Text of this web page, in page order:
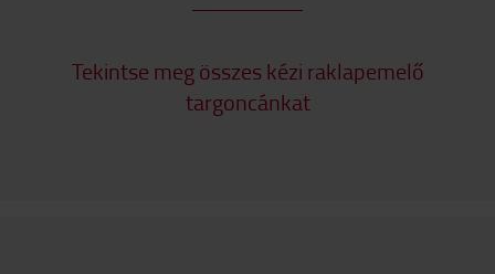
Tekintse meg összes kézi raklapemelő
targoncánkat